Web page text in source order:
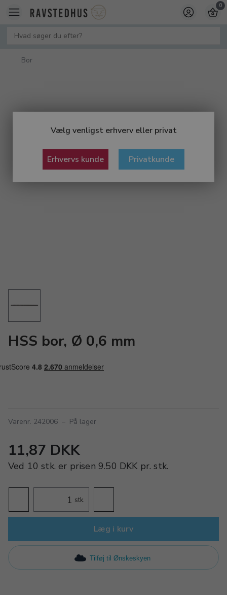
Vælg venligst erhverv eller privat
Erhvervs kunde Privatkunde
0
Bor
HSS bor, Ø 0,6 mm
Varenr. 242006 – På lager
11,87 DKK
Ved 10 stk. er prisen 9.50 DKK pr.stk.
stk.
Læg i kurv
Tilføj til Ønskeskyen